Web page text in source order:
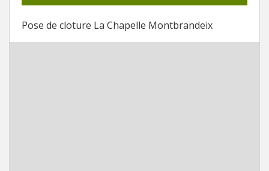
Pose de cloture La Chapelle Montbrandeix